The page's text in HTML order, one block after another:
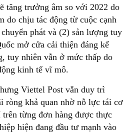
tăng trưởng âm so với 2022 do
do chịu tác động từ cuộc cạnh
phát và (2) sản lượng tuy
mở cửa cải thiện đáng kể
tuy nhiên vẫn ở mức thấp do
kinh tế vĩ mô.
Viettel Post vẫn duy trì
ròng khả quan nhờ nỗ lực tái cơ
từng đơn hàng được thực
hiện đang đầu tư mạnh vào